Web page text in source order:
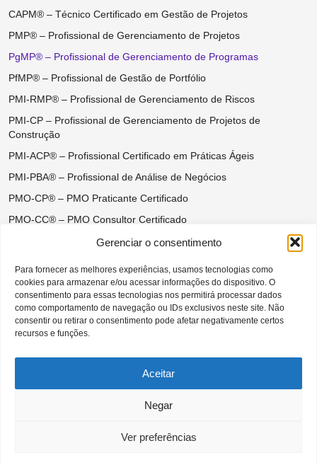
Gerenciar o consentimento
Para fornecer as melhores experiências, usamos tecnologias como
cookies para armazenar e/ou acessar informações do dispositivo. O
consentimento para essas tecnologias nos permitirá processar dados
como comportamento de navegação ou IDs exclusivos neste site. Não
consentir ou retirar o consentimento pode afetar negativamente certos
recursos e funções.
Aceitar
Negar
Ver preferências
CAPM® – Técnico Certificado em Gestão de Projetos
PMP® – Profissional de Gerenciamento de Projetos
PgMP® – Profissional de Gerenciamento de Programas
PfMP® – Profissional de Gestão de Portfólio
PMI-RMP® – Profissional de Gerenciamento de Riscos
PMI-CP – Profissional de Gerenciamento de Projetos de
Construção
PMI-ACP® – Profissional Certificado em Práticas Ágeis
PMI-PBA® – Profissional de Análise de Negócios
PMO-CP® – PMO Praticante Certificado
PMO-CC® – PMO Consultor Certificado
Certificações do Ágil Disciplinado
DASSM® – Disciplined Agile Senior Scrum Master
DAC® – Disciplined Agile Coach
DAVSC® – Disciplined Agile Value Stream Consultant
CAPÍTULO SÃO PAULO BRASIL DO